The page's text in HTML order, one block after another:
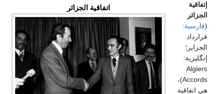
اتفاقية الجزائر
إتفاقية
الجزائر
(فارسية:
قرارداد
الجزایر ؛
إنگليزية:
Algiers
Accords)،
هي اتفاقية